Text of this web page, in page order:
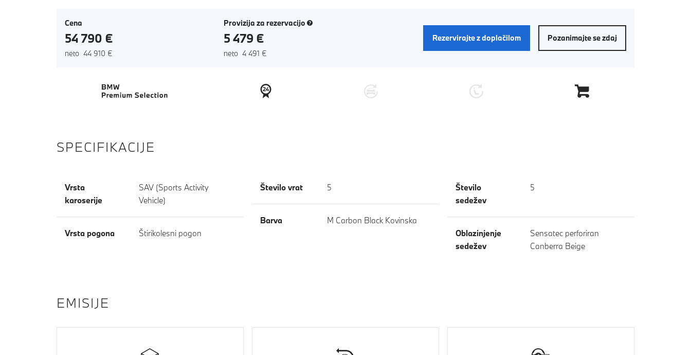
Cena
54 790 €
neto 44 910 €
Provizija za rezervacijo (novo okno)
5 479 €
neto 4 491 €
Rezervirajte z doplačilom Pozanimajte se zdaj
SPECIFIKACIJE
Vrsta
karoserije
SAV (Sports Activity
Vehicle)
Vrsta pogona Štirikolesni pogon
Število vrat 5
Barva M Carbon Black Kovinska
Število
sedežev
5
Oblazinjenje
sedežev
Sensatec perforiran
Canberra Beige
EMISIJE